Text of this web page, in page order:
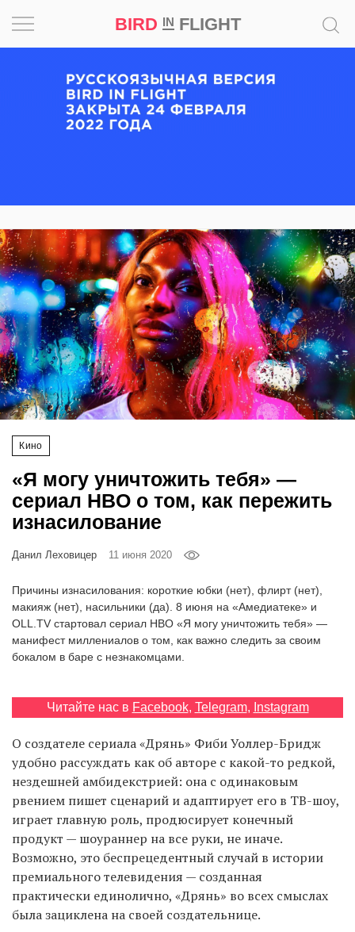
BIRD INFLIGHT
EN
UA
Кино
«Я могу уничтожить тебя» —
сериал HBO о том, как пережить
изнасилование
Данил Леховицер 11 июня 2020
Причины изнасилования: короткие юбки (нет), флирт (нет),
макияж (нет), насильники (да). 8 июня на «Амедиатеке» и
OLL.TV стартовал сериал HBO «Я могу уничтожить тебя» —
манифест миллениалов о том, как важно следить за своим
бокалом в баре с незнакомцами.
Читайте нас в Facebook, Telegram, Instagram
О создателе сериала «Дрянь» Фиби Уоллер-Бридж
удобно рассуждать как об авторе с какой-то редкой,
нездешней амбидекстрией: она с одинаковым
рвением пишет сценарий и адаптирует его в ТВ-шоу,
играет главную роль, продюсирует конечный
продукт — шоураннер на все руки, не иначе.
Возможно, это беспрецедентный случай в истории
премиального телевидения — созданная
практически единолично, «Дрянь» во всех смыслах
была зациклена на своей создательнице.